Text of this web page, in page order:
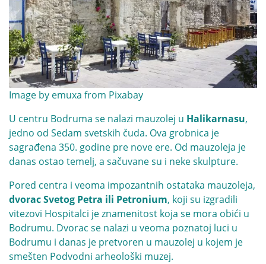
Image by emuxa from Pixabay
U centru Bodruma se nalazi mauzolej u Halikarnasu,
jedno od Sedam svetskih čuda. Ova grobnica je
sagrađena 350. godine pre nove ere. Od mauzoleja je
danas ostao temelj, a sačuvane su i neke skulpture.
Pored centra i veoma impozantnih ostataka mauzoleja,
dvorac Svetog Petra ili Petronium, koji su izgradili
vitezovi Hospitalci je znamenitost koja se mora obići u
Bodrumu. Dvorac se nalazi u veoma poznatoj luci u
Bodrumu i danas je pretvoren u mauzolej u kojem je
smešten Podvodni arheološki muzej.